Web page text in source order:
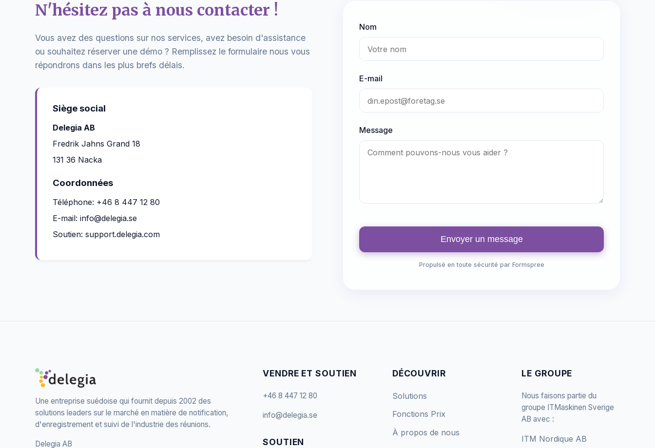
N'hésitez pas à nous contacter !
Vous avez des questions sur nos services, avez besoin d'assistance
ou souhaitez réserver une démo ? Remplissez le formulaire nous vous
répondrons dans les plus brefs délais.
Siège social
Delegia AB
Fredrik Jahns Grand 18
131 36 Nacka
Coordonnées
Téléphone: +46 8 447 12 80
E-mail: info@delegia.se
Soutien: support.delegia.com
Nom
E-mail
Message
Envoyer un message
Propulsé en toute sécurité par Formspree
Une entreprise suédoise qui fournit depuis 2002 des
solutions leaders sur le marché en matière de notification,
d'enregistrement et suivi de l'industrie des réunions.
Delegia AB
VENDRE ET SOUTIEN
+46 8 447 12 80
info@delegia.se
SOUTIEN
DÉCOUVRIR
Solutions
Fonctions Prix
À propos de nous
LE GROUPE
Nous faisons partie du
groupe ITMaskinen Sverige
AB avec :
ITM Nordique AB